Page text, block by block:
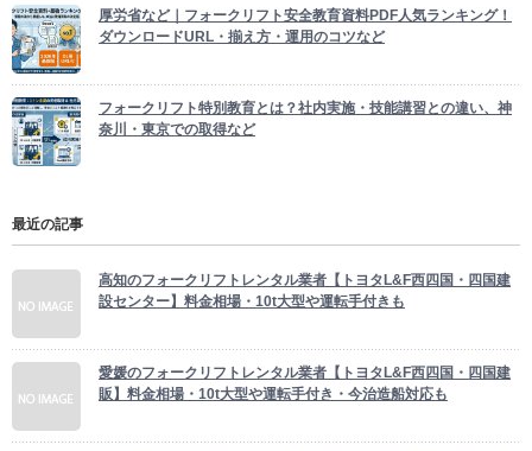
厚労省など｜フォークリフト安全教育資料PDF人気ランキング！
ダウンロードURL・揃え方・運用のコツなど
フォークリフト特別教育とは？社内実施・技能講習との違い、神
奈川・東京での取得など
最近の記事
高知のフォークリフトレンタル業者【トヨタL&F西四国・四国建
設センター】料金相場・10t大型や運転手付きも
愛媛のフォークリフトレンタル業者【トヨタL&F西四国・四国建
販】料金相場・10t大型や運転手付き・今治造船対応も